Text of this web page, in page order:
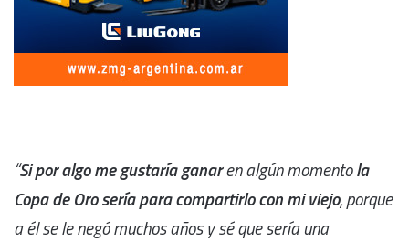
“Si por algo me gustaría ganaren algún momentola
Copa de Oro sería para compartirlo con mi viejo, porque
a él se le negó muchos años y sé que sería una